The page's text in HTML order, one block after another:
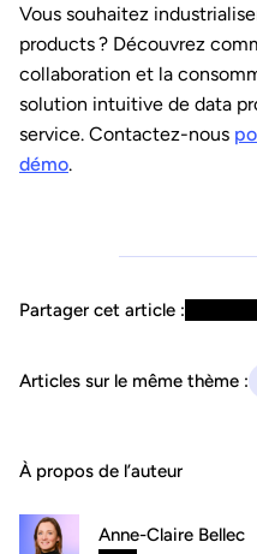
Vous souhaitez
products ? Découvrez
collaboration et la
solution intuitive de data
service. Contactez-nous
démo.
Partager cet article :
Articles sur le même thème :
À propos de l’auteur
Anne-Claire Bellec